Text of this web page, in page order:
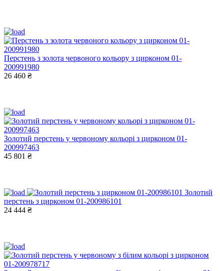
Перстень з золота червоного кольору з цирконом 01-
200991980
26 460 ₴
Золотий перстень у червоному кольорі з цирконом 01-
200997463
45 801 ₴
Золотий
перстень з цирконом 01-200986101
24 444 ₴